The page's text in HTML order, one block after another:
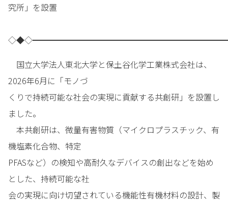
究所」を設置
国立大学法人東北大学と保土谷化学工業株式会社は、
2026年6月に「モノづ
くりで持続可能な社会の実現に貢献する共創研」を設置し
ました。
本共創研は、微量有害物質（マイクロプラスチック、有
機塩素化合物、特定
PFASなど）の検知や高耐久なデバイスの創出などを始め
とした、持続可能な社
会の実現に向け切望されている機能性有機材料の設計、製